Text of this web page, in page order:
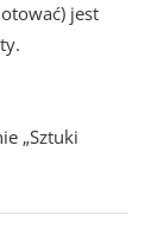
jest
„Sztuki